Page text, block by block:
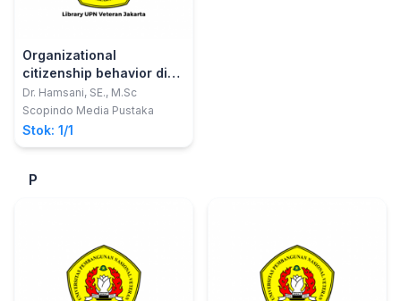
Organizational
citizenship behavior di
bank syariah
Dr. Hamsani, SE., M.Sc
Scopindo Media Pustaka
Stok: 1/1
P